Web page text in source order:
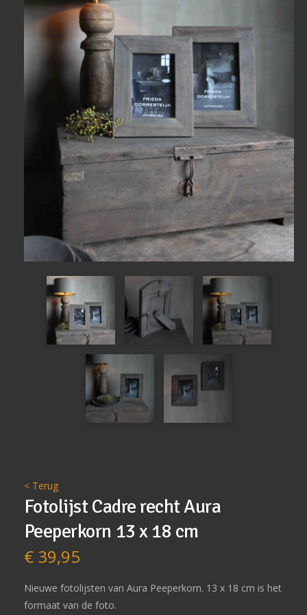
< Terug
Fotolijst Cadre recht Aura
Peeperkorn 13 x 18 cm
€39,95
Nieuwe fotolijsten van Aura Peeperkorn. 13 x 18 cm is het
formaat van de foto.